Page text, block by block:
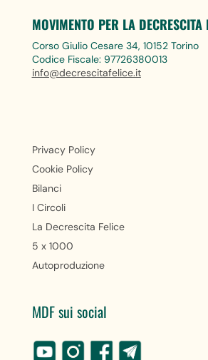
MOVIMENTO PER LA DECRESCITA
Corso Giulio Cesare 34, 10152 Torino
Codice Fiscale: 97726380013
info@decrescitafelice.it
Privacy Policy
Cookie Policy
Bilanci
I Circoli
La Decrescita Felice
5 x 1000
Autoproduzione
MDF sui social